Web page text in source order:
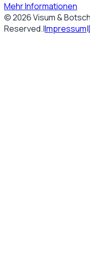
Mehr Informationen
©2026Visum &
Reserved.|Impressum|